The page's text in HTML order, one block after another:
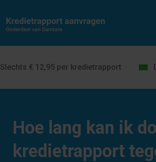
Slechts € 12,95 per kredietrapport
Hoe lang kan ik
kredietrapport